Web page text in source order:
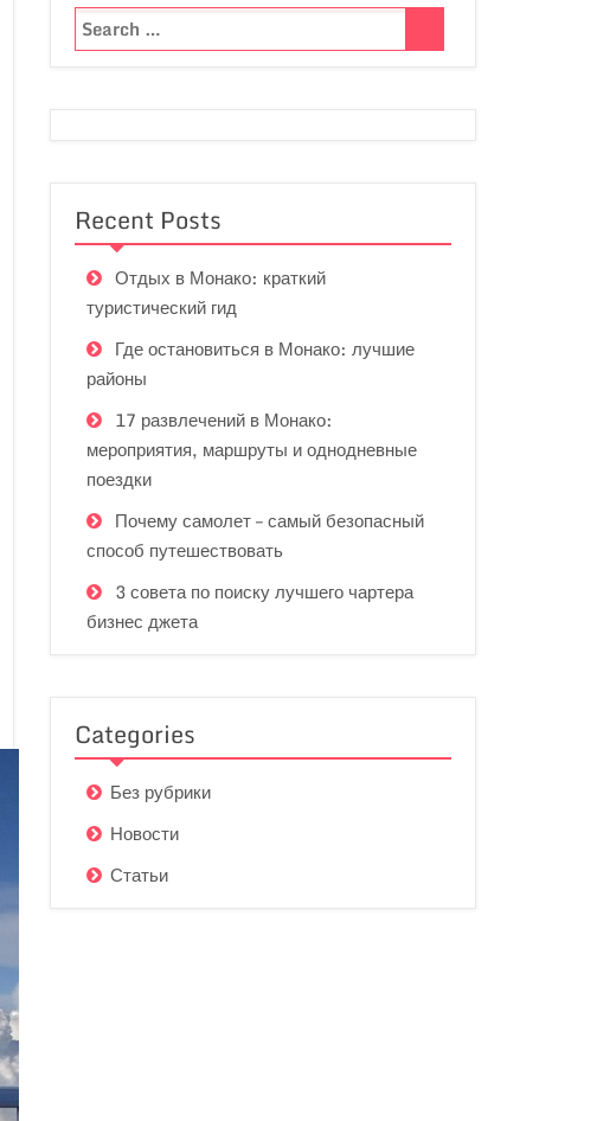
Recent Posts
Отдых в Монако: краткий
туристический гид
Где остановиться в Монако: лучшие
районы
17 развлечений в Монако:
мероприятия, маршруты и однодневные
поездки
Почему самолет – самый безопасный
способ путешествовать
3 совета по поиску лучшего чартера
бизнес джета
Categories
Без рубрики
Новости
Статьи